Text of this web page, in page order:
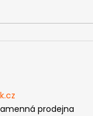
prodejna